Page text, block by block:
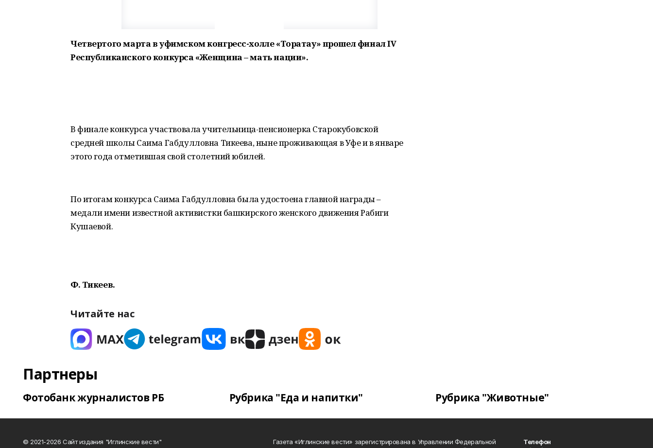
Четвертого марта в уфимском конгресс-холле «Торатау» прошел финал IV
Республиканского конкурса «Женщина – мать нации».
В финале конкурса участвовала учительница-пенсионерка Старокубовской
средней школы Саима Габдулловна Тикеева, ныне проживающая в Уфе и в январе
этого года отметившая свой столетний юбилей.
По итогам конкурса Саима Габдулловна была удостоена главной награды –
медали имени известной активистки башкирского женского движения Рабиги
Кушаевой.
Ф. Тикеев.
Читайте нас
Партнеры
Фотобанк журналистов РБ Рубрика "Еда и напитки" Рубрика "Животные"
© 2021-2026 Сайт издания "Иглинские вести"
Газета «Иглинские вести» зарегистрирована в Управлении Федеральной
Телефон